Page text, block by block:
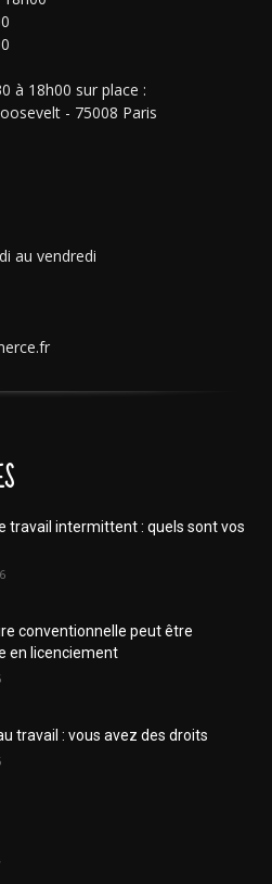
à 18h00 sur place :
- 75008 Paris
au vendredi
travail intermittent : quels sont vos
conventionnelle peut être
en licenciement
travail : vous avez des droits